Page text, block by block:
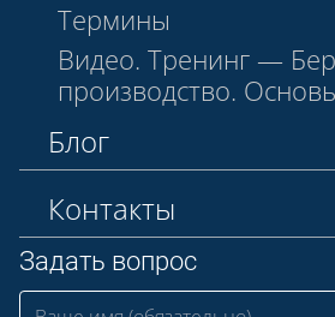
Термины
Видео. Тренинг —
производство.
Блог
Контакты
Задать вопрос